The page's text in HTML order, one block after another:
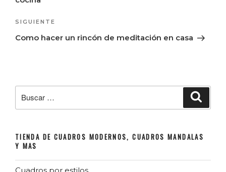
Siguiente
entrada
SIGUIENTE
Como hacer un rincón de meditación en casa
por:
TIENDA DE CUADROS MODERNOS, CUADROS MANDALAS
Y MAS